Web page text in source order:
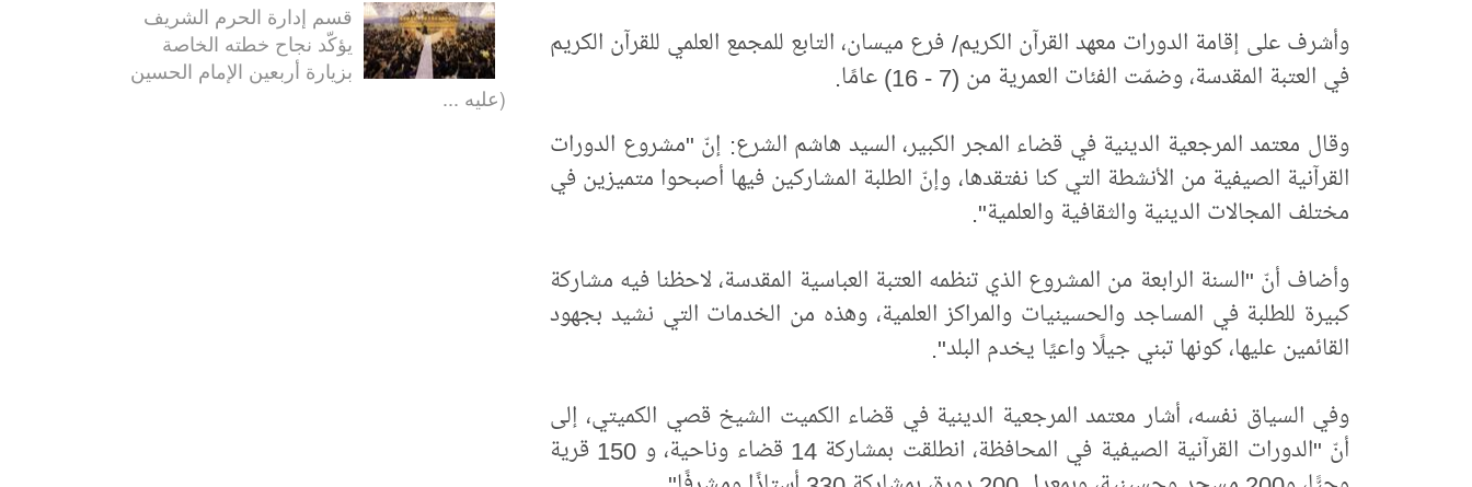
وأشرف على إقامة الدورات معهد القرآن الكريم/ فرع ميسان، التابع للمجمع العلمي للقرآن الكريم
في العتبة المقدسة، وضمّت الفئات العمرية من (7 - 16) عامًا.
وقال معتمد المرجعية الدينية في قضاء المجر الكبير، السيد هاشم الشرع: إنّ "مشروع الدورات
القرآنية الصيفية من الأنشطة التي كنا نفتقدها، وإنّ الطلبة المشاركين فيها أصبحوا متميزين في
مختلف المجالات الدينية والثقافية والعلمية".
وأضاف أنّ "السنة الرابعة من المشروع الذي تنظمه العتبة العباسية المقدسة، لاحظنا فيه مشاركة
كبيرة للطلبة في المساجد والحسينيات والمراكز العلمية، وهذه من الخدمات التي نشيد بجهود
القائمين عليها، كونها تبني جيلًا واعيًا يخدم البلد".
وفي السياق نفسه، أشار معتمد المرجعية الدينية في قضاء الكميت الشيخ قصي الكميتي، إلى
أنّ "الدورات القرآنية الصيفية في المحافظة، انطلقت بمشاركة 14 قضاء وناحية، و 150 قرية
قسم إدارة الحرم الشريف
يؤكّد نجاح خطته الخاصة
بزيارة أربعين الإمام الحسين
(عليه ...